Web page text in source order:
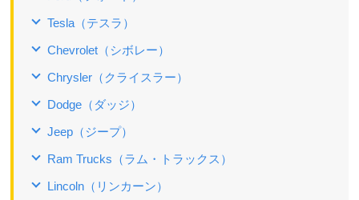
Tesla（テスラ）
Chevrolet（シボレー）
Chrysler（クライスラー）
Dodge（ダッジ）
Jeep（ジープ）
Ram Trucks（ラム・トラックス）
Lincoln（リンカーン）